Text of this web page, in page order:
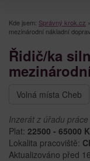
Kde jsem: Správný krok.cz »
mezinárodní nákladní
Řidič/ka
Volná místa Cheb
Inzerát z úřadu
Plat: 22500 - 65000
Lokalita pracoviště:
Aktualizováno před